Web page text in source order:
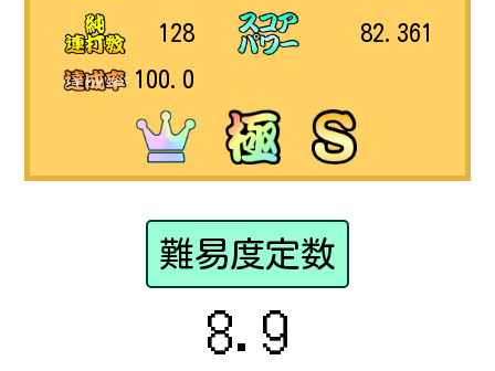
128
100.0
82.361
難易度定数
8.9